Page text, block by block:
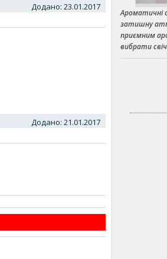
Додано: 23.01.2017
Додано: 21.01.2017
Ароматичні
затишну
приємним
вибрати